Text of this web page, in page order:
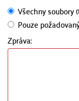
Všechny soubory
Pouze
Zpráva: